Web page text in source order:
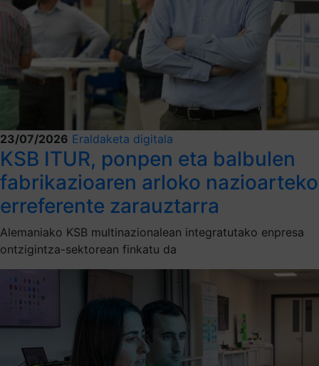
23/07/2026 Eraldaketa digitala
KSB ITUR, ponpen eta balbulen
fabrikazioaren arloko nazioarteko
erreferente zarauztarra
Alemaniako KSB multinazionalean integratutako enpresa
ontzigintza-sektorean finkatu da